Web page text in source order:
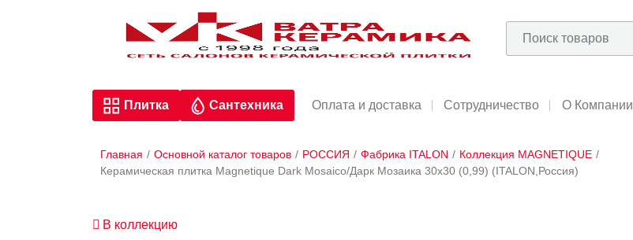
Плитка Сантехника Оплата и доставка Сотрудничество О Компании
Главная / Основной каталог товаров / РОССИЯ / Фабрика ITALON / Коллекция MAGNETIQUE /
Керамическая плитка Magnetique Dark Mosaico/Дарк Мозаика 30х30 (0,99) (ITALON,Россия)
В коллекцию